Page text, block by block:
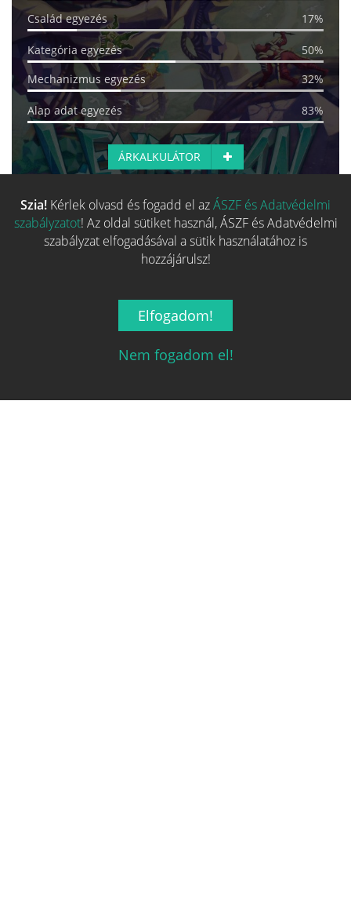
Család egyezés 17%
Kategória egyezés
50%
Mechanizmus egyezés
32%
Alap adat egyezés 83%
ÁRKALKULÁTOR
Több hasonló játék keresése
Szia! Kérlek olvasd és fogadd el azÁSZF és Adatvédelmi
szabályzatot! Az oldal sütiket használ, ÁSZF és Adatvédelmi
szabályzat elfogadásával a sütik használatához is
hozzájárulsz!
Elfogadom!
Nem fogadom el!